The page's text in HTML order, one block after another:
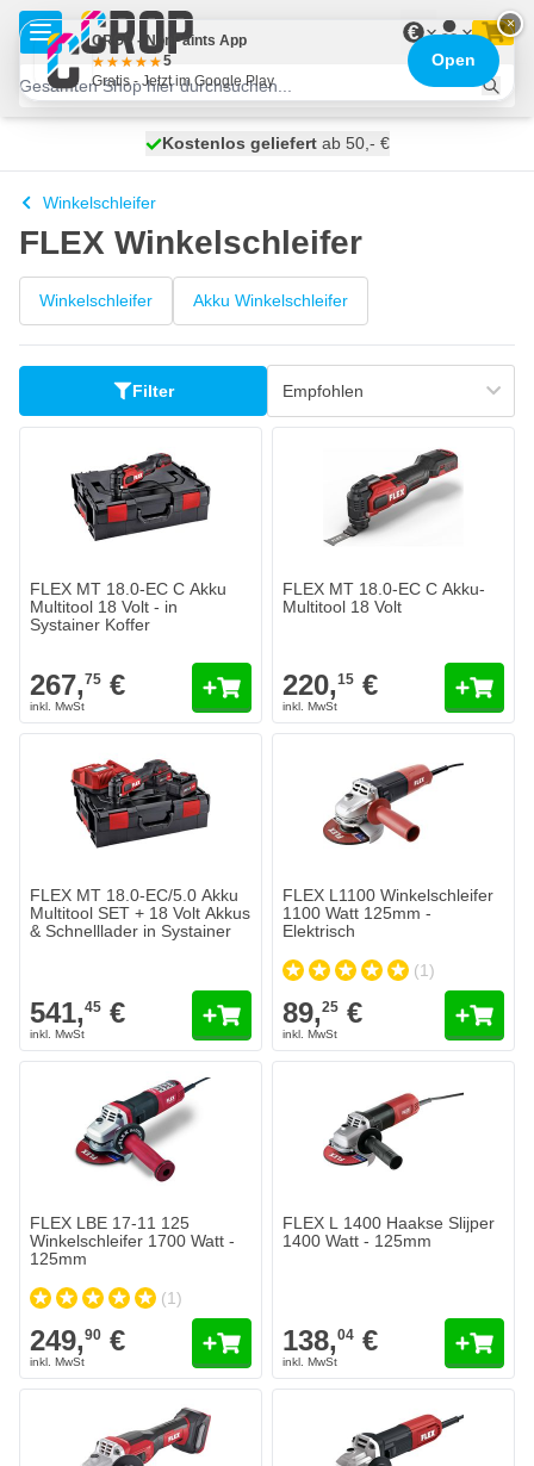
Zum Inhalt springen
€
heute versendet
Kostenlos geliefertab 50,- €
100 Tage
Winkelschleifer
FLEX Winkelschleifer
Winkelschleifer Akku Winkelschleifer
Filter
FLEX MT 18.0-EC C Akku
Multitool 18 Volt - in
Systainer Koffer
267,75 €
FLEX MT 18.0-EC C Akku-
Multitool 18 Volt
220,15 €
FLEX MT 18.0-EC/5.0 Akku
Multitool SET + 18 Volt Akkus
& Schnelllader in Systainer
541,45 €
FLEX L1100 Winkelschleifer
1100 Watt 125mm -
Elektrisch
(1)
89,25 €
FLEX LBE 17-11 125
Winkelschleifer 1700 Watt -
125mm
(1)
249,90 €
FLEX L 1400 Haakse Slijper
1400 Watt - 125mm
138,04 €
×
CROP - NonPaints App
5
Gratis - Jetzt im Google Play
Open